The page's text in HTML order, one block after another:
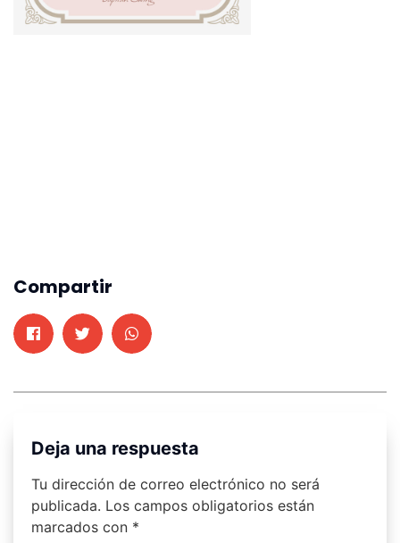
Compartir
Deja una respuesta
Tu dirección de correo electrónico no será
publicada. Los campos obligatorios están
marcados con *